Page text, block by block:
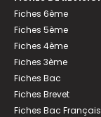
Fiches 6ème
Fiches 5ème
Fiches 4ème
Fiches 3ème
Fiches Bac
Fiches Brevet
Fiches Bac Français